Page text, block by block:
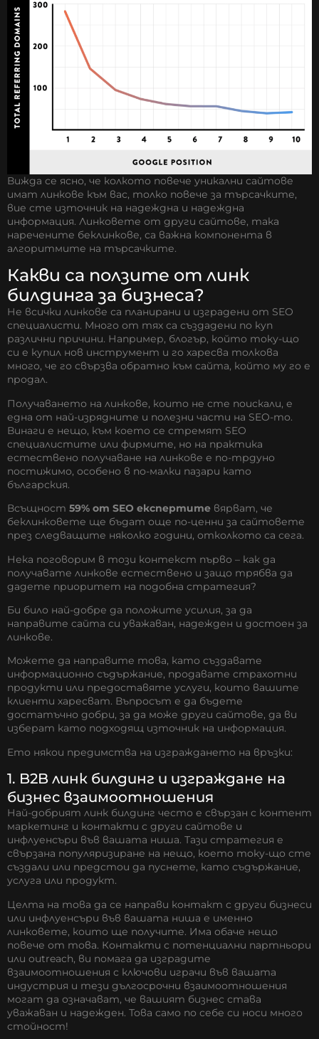
Вижда се ясно, че колкото повече уникални сайтове
имат линкове към вас, толко повече за търсачките,
вие сте източник на надеждна и надеждна
информация. Линковете от други сайтове, така
наречените беклинкове, са важна компонента в
алгоритмите на търсачките.
Какви са ползите от линк
билдинга за бизнеса?
Не всички линкове са планирани и изградени от SEO
специалисти. Много от тях са създадени по куп
различни причини. Например, блогър, който току-що
си е купил нов инструмент и го харесва толкова
много, че го свързва обратно към сайта, който му го е
продал.
Получаването на линкове, които не сте поискали, е
една от най-изрядните и полезни части на SEO-то.
Винаги е нещо, към което се стремят SEO
специалистите или фирмите, но на практика
естествено получаване на линкове е по-трдуно
постижимо, особено в по-малки пазари като
българския.
Всъщност 59% от SEO експертите вярват, че
беклинковете ще бъдат още по-ценни за сайтовете
през следващите няколко години, отколкото са сега.
Нека поговорим в този контекст първо – как да
получавате линкове естествено и защо трябва да
дадете приоритет на подобна стратегия?
Би било най-добре да положите усилия, за да
направите сайта си уважаван, надежден и достоен за
линкове.
Можете да направите това, като създавате
информационно съдържание, продавате страхотни
продукти или предоставяте услуги, които вашите
клиенти харесват. Въпросът е да бъдете
достатъчно добри, за да може други сайтове, да ви
изберат като подходящ източник на информация.
Ето някои предимства на изграждането на връзки:
1. B2B линк билдинг и изграждане на
бизнес взаимоотношения
Най-добрият линк билдинг често е свързан с контент
маркетинг и контакти с други сайтове и
инфлуенсъри във вашата ниша. Тази стратегия е
свързана популяризиране на нещо, което току-що сте
създали или предстои да пуснете, като съдържание,
услуга или продукт.
Целта на това да се направи контакт с други бизнеси
или инфлуенсъри във вашата ниша е именно
линковете, които ще получите. Има обаче нещо
повече от това. Контакти с потенциални партньори
или outreach, ви помага да изградите
взаимоотношения с ключови играчи във вашата
индустрия и тези дългосрочни взаимоотношения
могат да означават, че вашият бизнес става
уважаван и надежден. Това само по себе си носи много
стойност!